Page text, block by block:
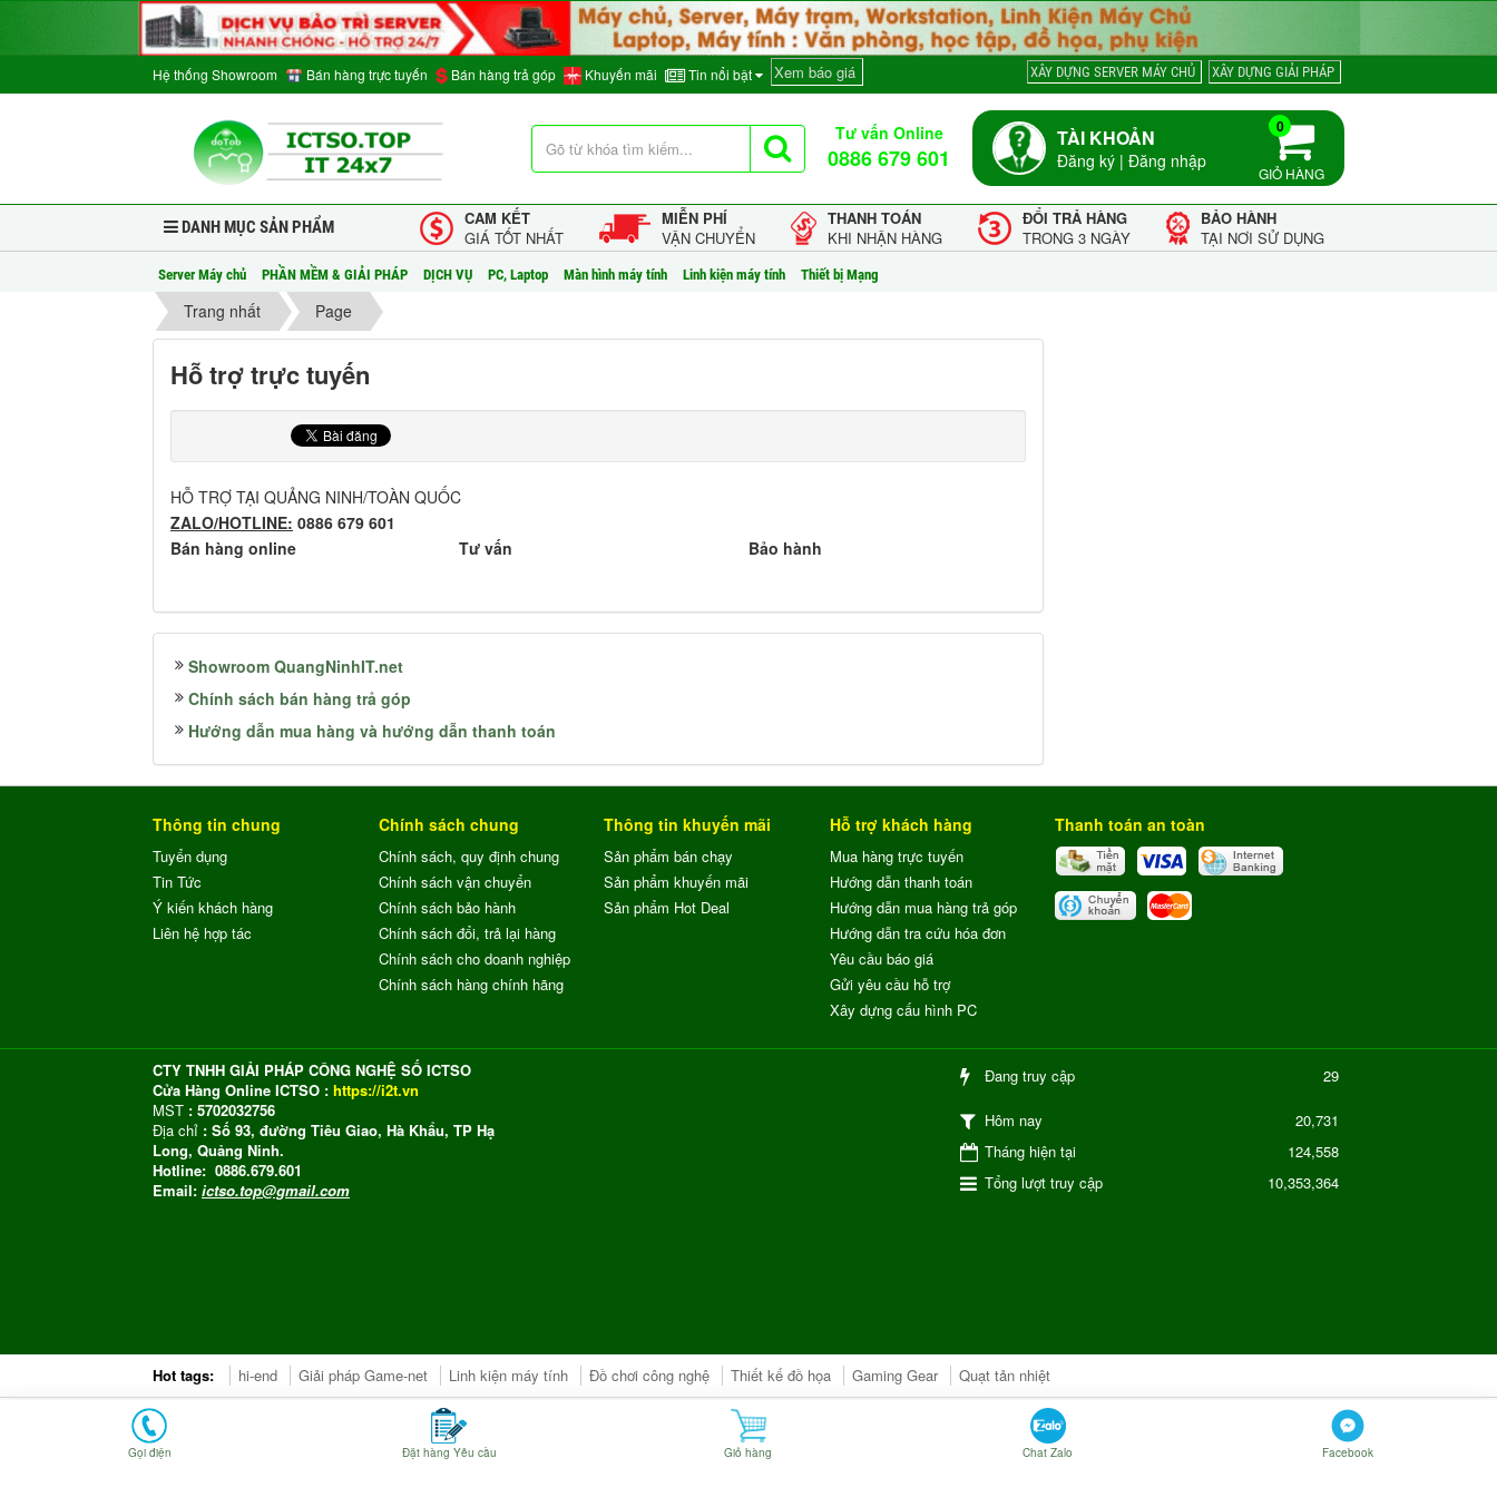
Hệ thống Showroom Bán hàng trực tuyến Bán hàng trả góp Khuyến mãi Tin nổi bật Xem báo giá XÂY DỰNG SERVER MÁY CHỦ XÂY DỰNG GIẢI PHÁP
Tư vấn Online
0886 679 601
TÀI KHOẢN
Đăng ký | Đăng nhập
0
GIỎ HÀNG
DANH MỤC SẢN PHẨM
CAM KẾT
GIÁ TỐT NHẤT
MIỄN PHÍ
VẬN CHUYỂN
THANH TOÁN
KHI NHẬN HÀNG
ĐỔI TRẢ HÀNG
TRONG 3 NGÀY
BẢO HÀNH
TẠI NƠI SỬ DỤNG
Server Máy chủ PHẦN MỀM & GIẢI PHÁP DỊCH VỤ PC, Laptop Màn hình máy tính Linh kiện máy tính Thiết bị Mạng
Trang nhất Page
Hỗ trợ trực tuyến
HỖ TRỢ TẠI QUẢNG NINH/TOÀN QUỐC
ZALO/HOTLINE: 0886 679 601
Bán hàng online
Tư vấn Bảo hành
Showroom QuangNinhIT.net
Chính sách bán hàng trả góp
Hướng dẫn mua hàng và hướng dẫn thanh toán
Thông tin chung
Tuyển dụng
Tin Tức
Ý kiến khách hàng
Liên hệ hợp tác
Chính sách chung
Chính sách, quy định chung
Chính sách vận chuyển
Chính sách bảo hành
Chính sách đổi, trả lại hàng
Chính sách cho doanh nghiệp
Chính sách hàng chính hãng
Thông tin khuyến mãi
Sản phẩm bán chạy
Sản phẩm khuyến mãi
Sản phẩm Hot Deal
Hỗ trợ khách hàng
Mua hàng trực tuyến
Hướng dẫn thanh toán
Hướng dẫn mua hàng trả góp
Hướng dẫn tra cứu hóa đơn
Yêu cầu báo giá
Gửi yêu cầu hỗ trợ
Xây dựng cấu hình PC
Thanh toán an toàn
CTY TNHH GIẢI PHÁP CÔNG NGHỆ SỐ ICTSO
Cửa Hàng Online ICTSO : https://i2t.vn
MST : 5702032756
Địa chỉ : Số 93, đường Tiêu Giao, Hà Khẩu, TP Hạ
Long, Quảng Ninh.
Hotline: 0886.679.601
Email: ictso.top@gmail.com
Đang truy cập 29
Hôm nay
20,731
Tháng hiện tại
124,558
Tổng lượt truy cập
10,353,364
Hot tags: hi-end Giải pháp Game-net Linh kiện máy tính Đồ chơi công nghệ Thiết kế đồ họa Gaming Gear Quạt tản nhiệt
Copyright ©2022 ICTSO SHOP. ICTSO.TOP
Gọi điện Đặt hàng Yêu cầu Giỏ hàng Chat Zalo Facebook